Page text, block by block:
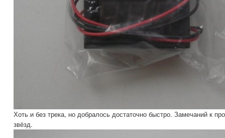
Хоть и без трека, но добралось достаточно быстро. Замечаний к
звёзд.